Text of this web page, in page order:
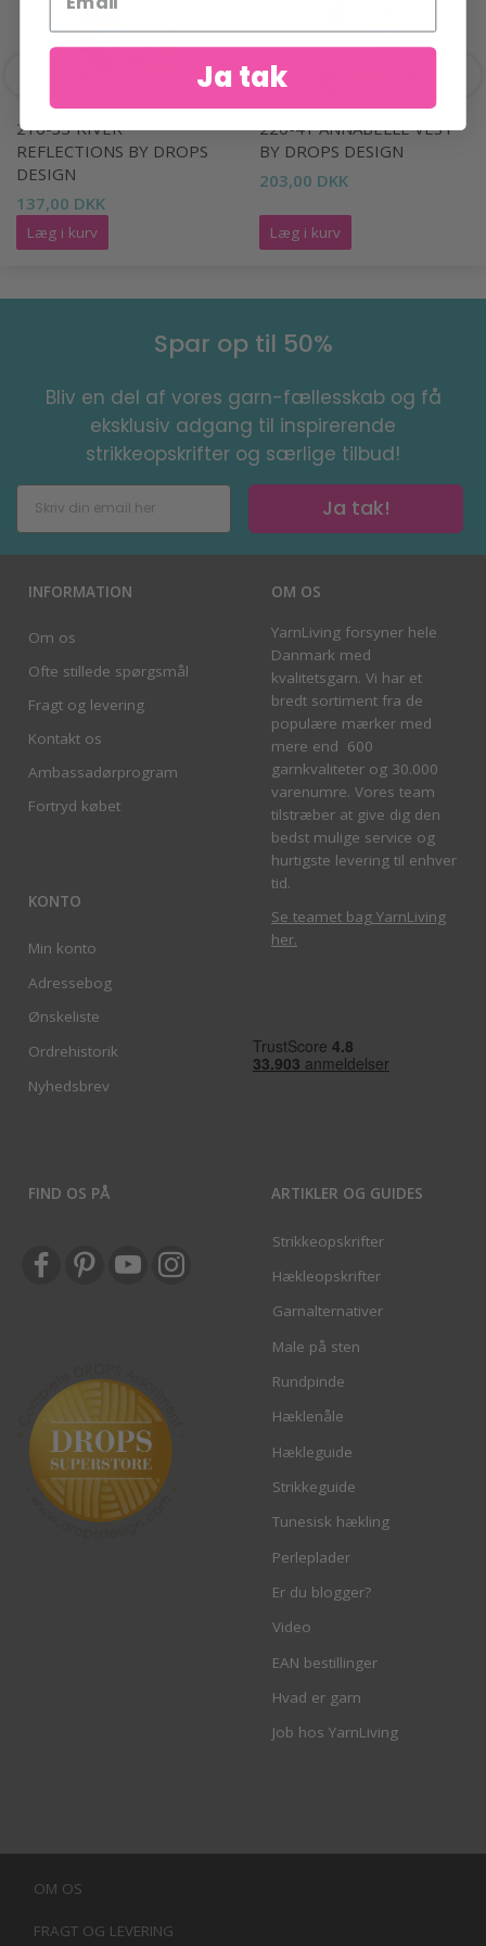
216-33 RIVER
REFLECTIONS BY DROPS
DESIGN
137,00 DKK
Læg i kurv
220-41 ANNABELLE VEST
BY DROPS DESIGN
203,00 DKK
Læg i kurv
Spar op til 50%
Bliv en del af vores garn-fællesskab og få
eksklusiv adgang til inspirerende
strikkeopskrifter og særlige tilbud!
Ja tak!
INFORMATION
Om os
Ofte stillede spørgsmål
Fragt og levering
Kontakt os
Ambassadørprogram
Fortryd købet
KONTO
Min konto
Adressebog
Ønskeliste
Ordrehistorik
Nyhedsbrev
OM OS
YarnLiving forsyner hele
Danmark med
kvalitetsgarn. Vi har et
bredt sortiment fra de
populære mærker med
mere end 600
garnkvaliteter og 30.000
varenumre. Vores team
tilstræber at give dig den
bedst mulige service og
hurtigste levering til enhver
tid.
Se teamet bag YarnLiving
her.
FIND OS PÅ ARTIKLER OG GUIDES
Strikkeopskrifter
Hækleopskrifter
Garnalternativer
Male på sten
Rundpinde
Hæklenåle
Hækleguide
Strikkeguide
Tunesisk hækling
Perleplader
Er du blogger?
Video
EAN bestillinger
Hvad er garn
Job hos YarnLiving
OM OS
FRAGT OG LEVERING
Ja tak